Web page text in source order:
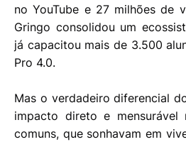
no YouTube e 27 milhões de
Gringo consolidou um
já capacitou mais de 3.500
Pro 4.0.
Mas o verdadeiro diferencial
impacto direto e mensurável
comuns, que sonhavam em